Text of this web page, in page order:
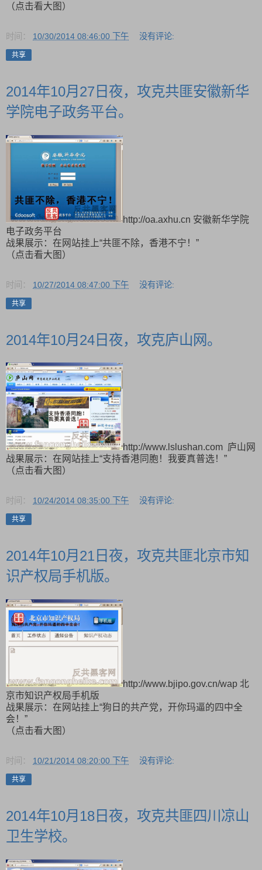
（点击看大图）
时间： 10/30/2014 08:46:00 下午 没有评论:
共享
2014年10月27日夜，攻克共匪安徽新华
学院电子政务平台。
http://oa.axhu.cn 安徽新华学院
电子政务平台
战果展示：在网站挂上“共匪不除，香港不宁！”
（点击看大图）
时间： 10/27/2014 08:47:00 下午 没有评论:
共享
2014年10月24日夜，攻克庐山网。
http://www.lslushan.com 庐山网
战果展示：在网站挂上“支持香港同胞！我要真普选！”
（点击看大图）
时间： 10/24/2014 08:35:00 下午 没有评论:
共享
2014年10月21日夜，攻克共匪北京市知
识产权局手机版。
http://www.bjipo.gov.cn/wap 北
京市知识产权局手机版
战果展示：在网站挂上“狗日的共产党，开你玛逼的四中全
会！”
（点击看大图）
时间： 10/21/2014 08:20:00 下午 没有评论:
共享
2014年10月18日夜，攻克共匪四川凉山
卫生学校。